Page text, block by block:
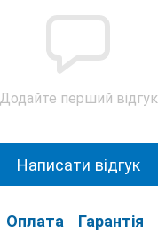
Додайте перший відгук
Написати відгук
Оплата Гарантія